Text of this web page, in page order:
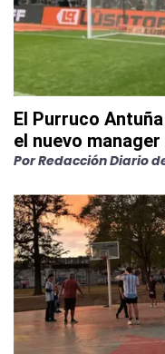
El Purruco
el nuevo
PorRedacción Diario